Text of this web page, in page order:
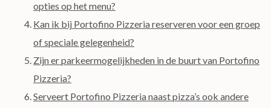
opties op het menu?
Kan ik bij Portofino Pizzeria reserveren voor een groep
of speciale gelegenheid?
Zijn er parkeermogelijkheden in de buurt van Portofino
Pizzeria?
Serveert Portofino Pizzeria naast pizza’s ook andere